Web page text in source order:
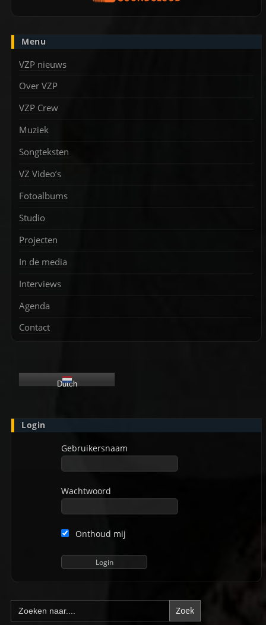
Menu
VZP nieuws
Over VZP
VZP Crew
Muziek
Songteksten
VZ Video’s
Fotoalbums
Studio
Projecten
In de media
Interviews
Agenda
Contact
Dutch
Login
Gebruikersnaam
Wachtwoord
Onthoud mij
Zoek
naar: